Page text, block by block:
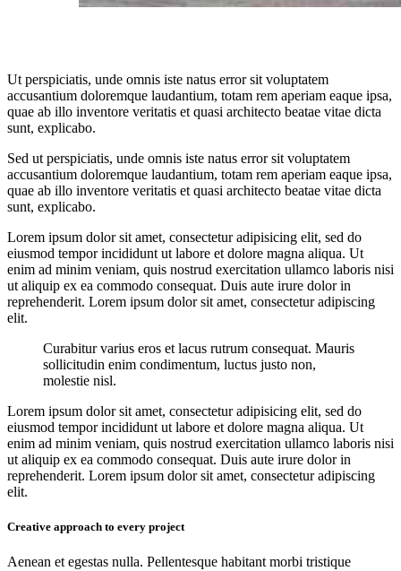
Ut perspiciatis, unde omnis iste natus error sit voluptatem
accusantium doloremque laudantium, totam rem aperiam eaque ipsa,
quae ab illo inventore veritatis et quasi architecto beatae vitae dicta
sunt, explicabo.
Sed ut perspiciatis, unde omnis iste natus error sit voluptatem
accusantium doloremque laudantium, totam rem aperiam eaque ipsa,
quae ab illo inventore veritatis et quasi architecto beatae vitae dicta
sunt, explicabo.
Lorem ipsum dolor sit amet, consectetur adipisicing elit, sed do
eiusmod tempor incididunt ut labore et dolore magna aliqua. Ut
enim ad minim veniam, quis nostrud exercitation ullamco laboris nisi
ut aliquip ex ea commodo consequat. Duis aute irure dolor in
reprehenderit. Lorem ipsum dolor sit amet, consectetur adipiscing
elit.
Curabitur varius eros et lacus rutrum consequat. Mauris
sollicitudin enim condimentum, luctus justo non,
molestie nisl.
Lorem ipsum dolor sit amet, consectetur adipisicing elit, sed do
eiusmod tempor incididunt ut labore et dolore magna aliqua. Ut
enim ad minim veniam, quis nostrud exercitation ullamco laboris nisi
ut aliquip ex ea commodo consequat. Duis aute irure dolor in
reprehenderit. Lorem ipsum dolor sit amet, consectetur adipiscing
elit.
Creative approach to every project
Aenean et egestas nulla. Pellentesque habitant morbi tristique